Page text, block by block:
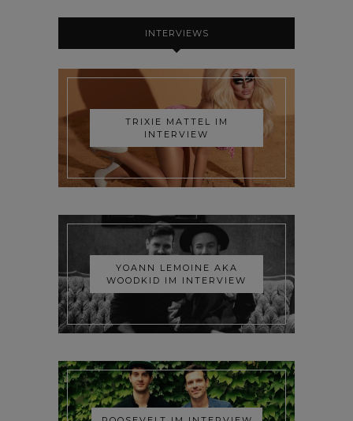
INTERVIEWS
TRIXIE MATTEL IM
INTERVIEW
YOANN LEMOINE AKA
WOODKID IM INTERVIEW